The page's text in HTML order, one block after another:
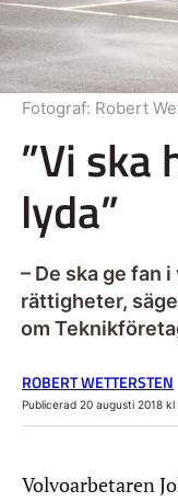
”Vi ska
lyda”
– De ska ge fan
rättigheter,
om
Fotograf: Robert
ROBERT WETTERSTEN
Publicerad 20 augusti 2018 kl
Volvoarbetaren